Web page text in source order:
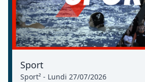
Sport
Sport² - Lundi 27/07/2026